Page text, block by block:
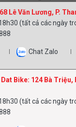
Lê Văn Lương, P.
(tất cả các ngày
Chat Zalo
Bike: 124 Bà Triệu,
(tất cả các ngày